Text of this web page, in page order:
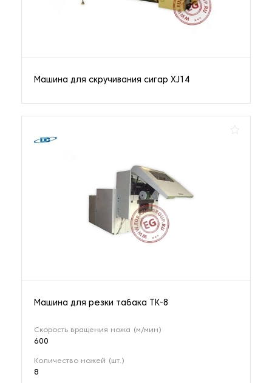
Машина для скручивания сигар XJ14
Машина для резки табака ТК-8
Скорость вращения ножа (м/мин)
600
Количество ножей (шт.)
8